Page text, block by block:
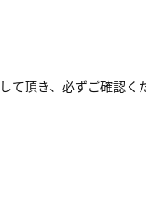
頂き、必ずご確認く